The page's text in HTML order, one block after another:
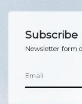
Subscribe
Newsletter form